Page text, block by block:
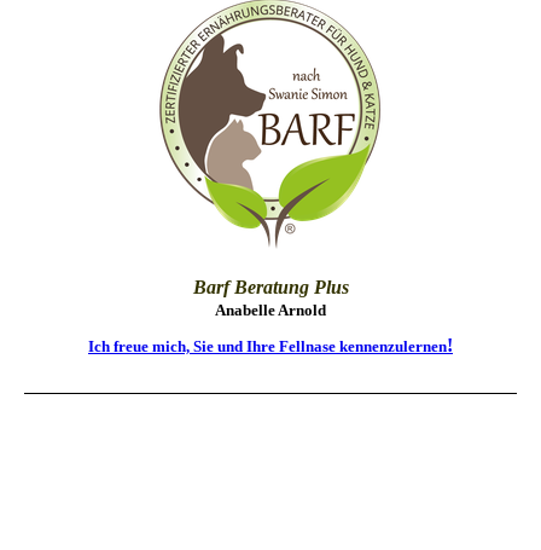
Barf Beratung Plus
Anabelle Arnold
Ich freue mich, Sie und Ihre Fellnase kennenzulernen!